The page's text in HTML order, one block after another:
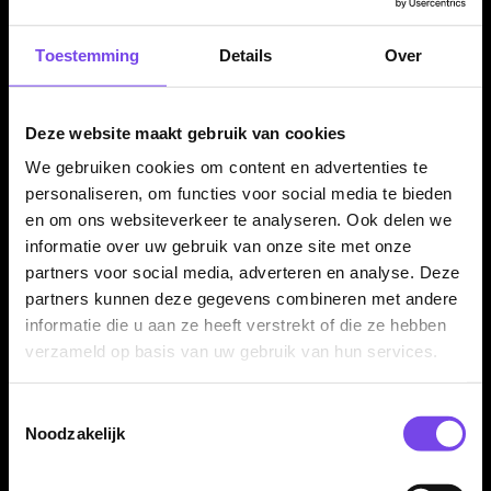
Toestemming Details Over
Deze website maakt gebruik van cookies
We gebruiken cookies om content en advertenties te
personaliseren, om functies voor social media te bieden
en om ons websiteverkeer te analyseren. Ook delen we
informatie over uw gebruik van onze site met onze
partners voor social media, adverteren en analyse. Deze
partners kunnen deze gegevens combineren met andere
informatie die u aan ze heeft verstrekt of die ze hebben
verzameld op basis van uw gebruik van hun services.
Noodzakelijk
Red Dragon Amberjack
14 90% - Dartpijlen
Red Dragon Amberjack
17 90% - Dartpijlen
€ 43.00
Red Dragon Amberjack 2